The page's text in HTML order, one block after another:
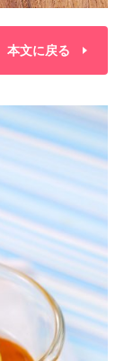
本文に戻る